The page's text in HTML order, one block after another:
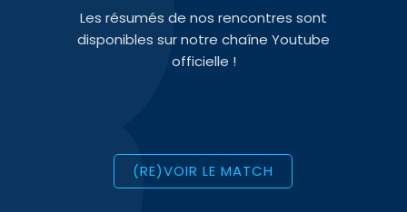
Les résumés de nos rencontres sont
disponibles sur notre chaîne Youtube
officielle !
(RE)VOIR LE MATCH